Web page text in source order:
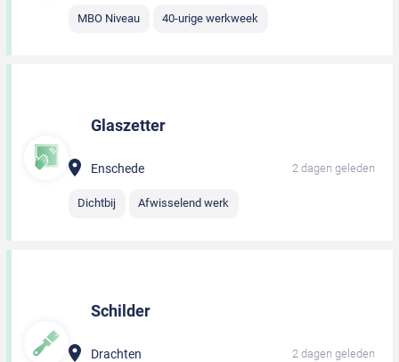
MBO Niveau 40-urige werkweek
Glaszetter
Enschede 2 dagen geleden
Dichtbij Afwisselend werk
Schilder
Drachten 2 dagen geleden